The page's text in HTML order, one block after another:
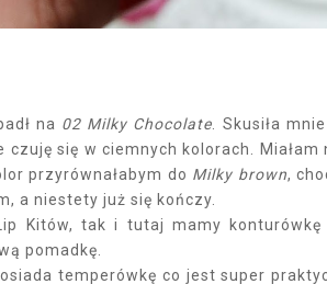
na 02 Milky Chocolate . Skusiła
się w ciemnych kolorach.
przyrównałabym do Milky brown,
a niestety już się kończy.
Kitów, tak i tutaj mamy
pomadkę.
temperówkę co jest super